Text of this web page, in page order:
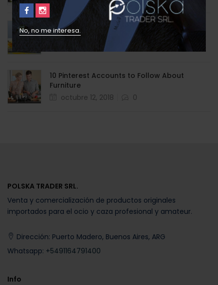
en
What Freud Can Teach Us About Furniture
en
octubre 12, 2018
10 Pinterest Accounts to Follow About
Furniture
Posted
octubre 12, 2018 0
No, no me interesa.
POLSKA TRADER SRL.
Venta y comercialización de productos originales
importados para el ocio y caza profesional y amateur.
Dirección: Puerto Madero, Buenos Aires, ARG
Whatsapp: +5491164791400
Info